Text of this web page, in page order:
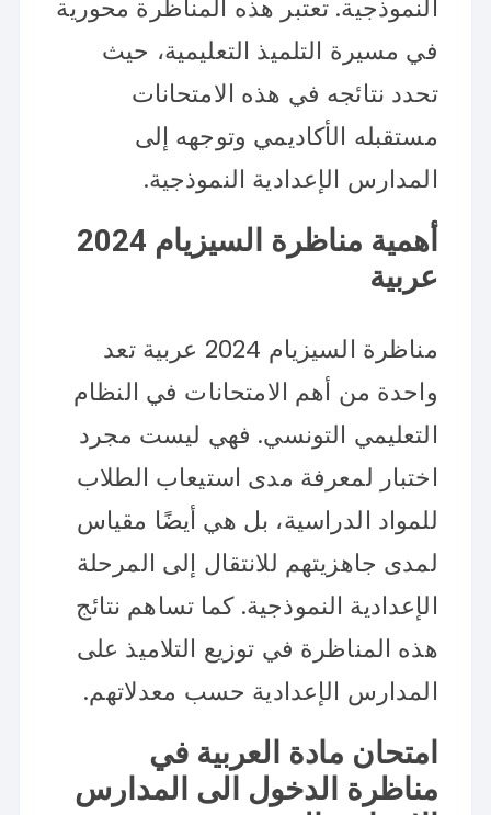
النموذجية. تعتبر هذه المناظرة محورية
في مسيرة التلميذ التعليمية، حيث
تحدد نتائجه في هذه الامتحانات
مستقبله الأكاديمي وتوجهه إلى
المدارس الإعدادية النموذجية.
أهمية مناظرة السيزيام 2024
عربية
مناظرة السيزيام 2024 عربية تعد
واحدة من أهم الامتحانات في النظام
التعليمي التونسي. فهي ليست مجرد
اختبار لمعرفة مدى استيعاب الطلاب
للمواد الدراسية، بل هي أيضًا مقياس
لمدى جاهزيتهم للانتقال إلى المرحلة
الإعدادية النموذجية. كما تساهم نتائج
هذه المناظرة في توزيع التلاميذ على
المدارس الإعدادية حسب معدلاتهم.
امتحان مادة العربية في
مناظرة الدخول الى المدارس